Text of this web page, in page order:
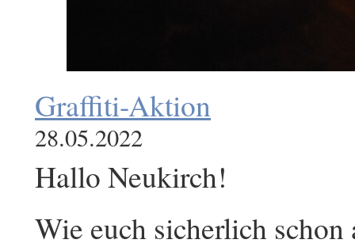
Graffiti-Aktion
28.05.2022
Hallo Neukirch!
Wie euch sicherlich